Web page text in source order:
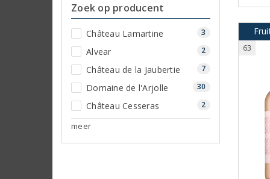
Zoek op producent
Château Lamartine 3
Alvear 2
Château de la Jaubertie 7
Domaine de l'Arjolle 30
Château Cesseras 2
meer
63